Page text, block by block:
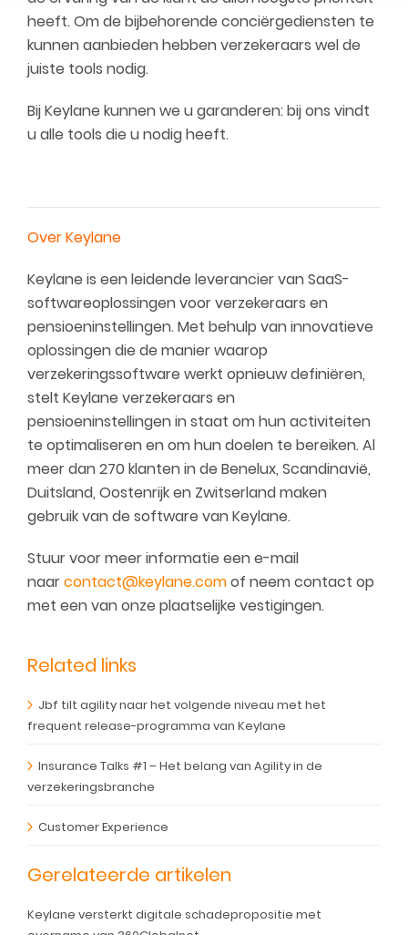
heeft. Om de bijbehorende conciërgediensten te
kunnen aanbieden hebben verzekeraars wel de
juiste tools nodig.
Bij Keylane kunnen we u garanderen: bij ons vindt
u alle tools die u nodig heeft.
Over Keylane
Keylane is een leidende leverancier van SaaS-
softwareoplossingen voor verzekeraars en
pensioeninstellingen. Met behulp van innovatieve
oplossingen die de manier waarop
verzekeringssoftware werkt opnieuw definiëren,
stelt Keylane verzekeraars en
pensioeninstellingen in staat om hun activiteiten
te optimaliseren en om hun doelen te bereiken. Al
meer dan 270 klanten inde Benelux, Scandinavië,
Duitsland, Oostenrijk en Zwitserland maken
gebruik van de software van Keylane.
Stuur voor meer informatie een e-mail
naarcontact@keylane.comof neem contact op
met een van onze plaatselijke vestigingen.
Related links
Jbf tilt agility naar het volgende niveau met het
frequent release-programma van Keylane
Insurance Talks #1 – Het belang van Agility in de
verzekeringsbranche
Customer Experience
Gerelateerde artikelen
Keylane versterkt digitale schadepropositie met